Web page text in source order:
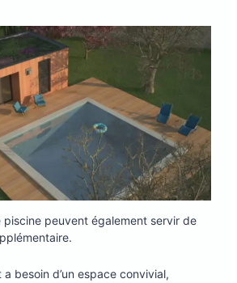
piscine peuvent également servir de
besoin d’un espace convivial,